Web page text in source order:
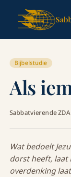
Bijbelstudie
Als
Sabbatvierende
Wat bedoelt
dorst heeft, laat
overdenking